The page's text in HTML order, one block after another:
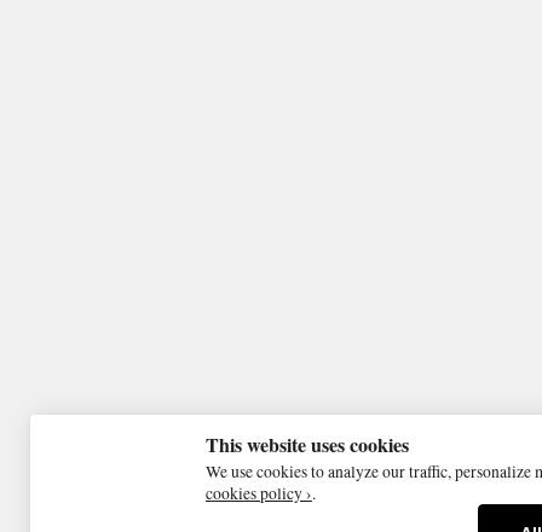
This website uses cookies
We use cookies to analyze our traffic,
cookies policy ›.